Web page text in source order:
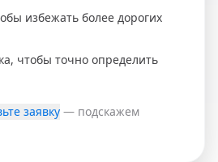
избежать более дорогих
чтобы точно определить
заявку — подскажем